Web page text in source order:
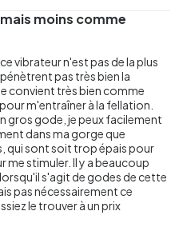
moins comme
vibrateur n'est pas de la plus
pas très bien la
convient très bien comme
m'entraîner à la fellation.
gros gode, je peux facilement
dans ma gorge que
qui sont soit trop épais pour
me stimuler. Il y a beaucoup
s'agit de godes de cette
pas nécessairement ce
le trouver à un prix